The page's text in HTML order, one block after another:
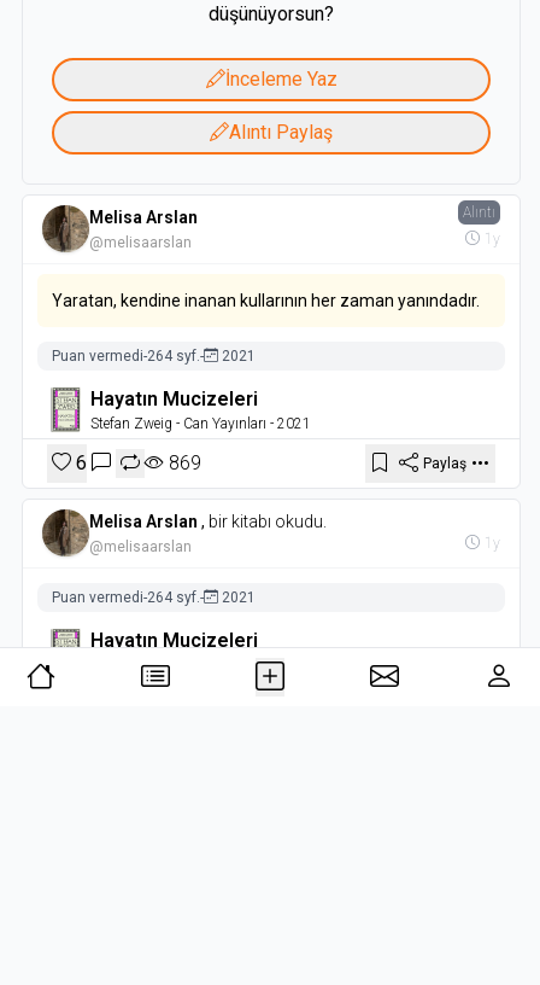
düşünüyorsun?
İnceleme Yaz
Alıntı Paylaş
Melisa Arslan
@melisaarslan
Alıntı
1y
Yaratan, kendine inanan kullarının her zaman yanındadır.
Puan vermedi-264 syf.- 2021
Hayatın Mucizeleri
Stefan Zweig - Can Yayınları - 2021
6 869 Paylaş
Melisa Arslan , bir kitabı okudu.
@melisaarslan 1y
Puan vermedi-264 syf.- 2021
Hayatın Mucizeleri
Stefan Zweig - Can Yayınları- 2021